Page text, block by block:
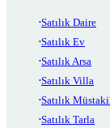
Satılık Daire
Satılık Ev
Satılık Arsa
Satılık Villa
Satılık
Satılık Tarla